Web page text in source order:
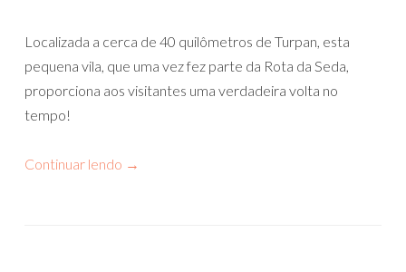
Localizada a cerca de 40 quilômetros de Turpan, esta
pequena vila, que uma vez fez parte da Rota da Seda,
proporciona aos visitantes uma verdadeira volta no
tempo!
Continuar lendo →